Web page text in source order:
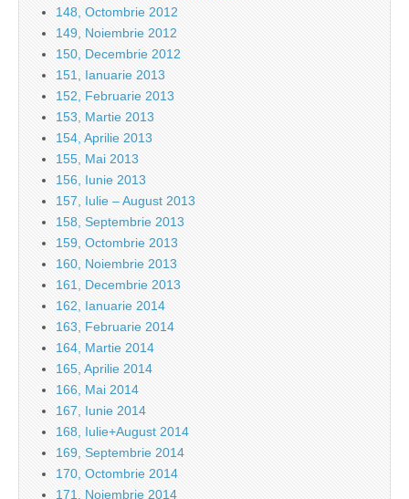
148, Octombrie 2012
149, Noiembrie 2012
150, Decembrie 2012
151, Ianuarie 2013
152, Februarie 2013
153, Martie 2013
154, Aprilie 2013
155, Mai 2013
156, Iunie 2013
157, Iulie – August 2013
158, Septembrie 2013
159, Octombrie 2013
160, Noiembrie 2013
161, Decembrie 2013
162, Ianuarie 2014
163, Februarie 2014
164, Martie 2014
165, Aprilie 2014
166, Mai 2014
167, Iunie 2014
168, Iulie+August 2014
169, Septembrie 2014
170, Octombrie 2014
171, Noiembrie 2014